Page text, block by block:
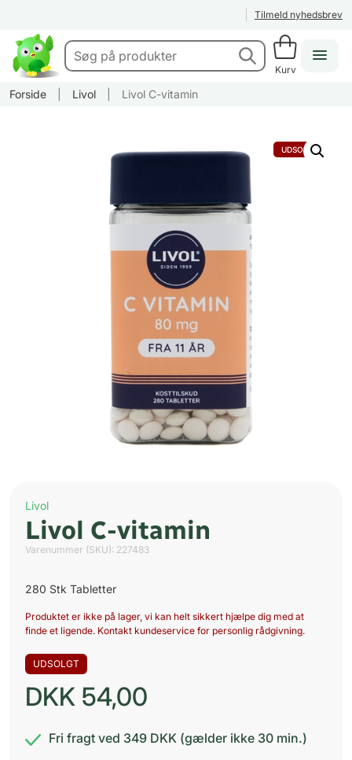
Tilmeld nyhedsbrev
Kurv
Forside Livol Livol C-vitamin
UDSOLGT
Livol
Livol C-vitamin
Varenummer (SKU): 227483
280 Stk Tabletter
Produktet er ikke på lager, vi kan helt sikkert hjælpe dig med at
finde et ligende. Kontakt kundeservice for personlig rådgivning.
UDSOLGT
DKK 54,00
Fri fragt ved 349 DKK (gælder ikke 30 min.)